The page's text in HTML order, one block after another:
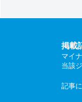
掲載
マイ
当該
記事